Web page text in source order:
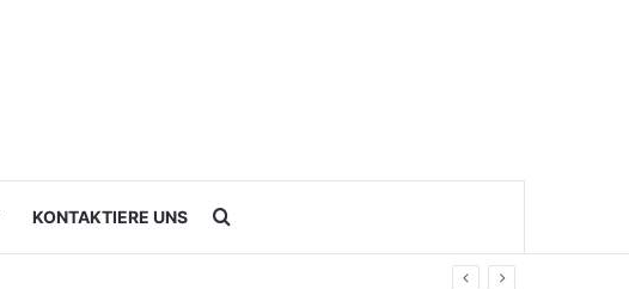
KONTAKTIERE UNS